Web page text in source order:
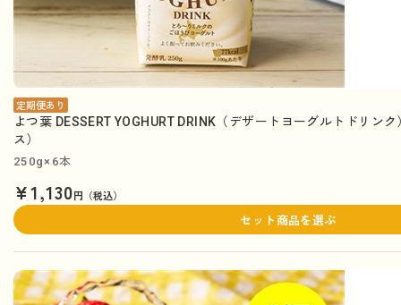
定期便あり
よつ葉 DESSERT YOGHURT DRINK（デザートヨーグルトドリン
ス）
250g×6本
¥1,130円（税込）
セット商品を選ぶ